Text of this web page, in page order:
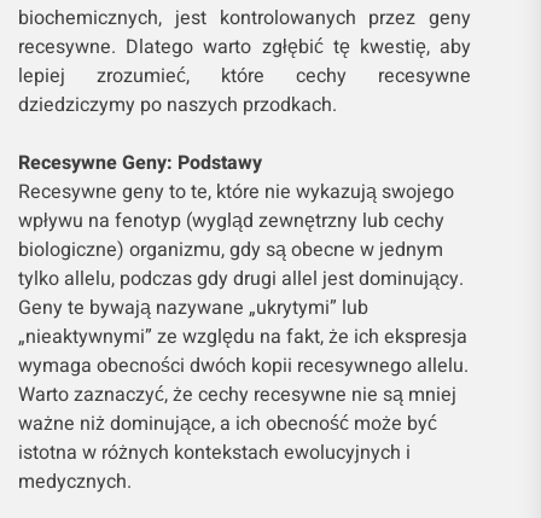
biochemicznych, jest kontrolowanych przez geny
recesywne. Dlatego warto zgłębić tę kwestię, aby
lepiej zrozumieć, które cechy recesywne
dziedziczymy po naszych przodkach.
Recesywne Geny: Podstawy
Recesywne geny to te, które nie wykazują swojego
wpływu na fenotyp (wygląd zewnętrzny lub cechy
biologiczne) organizmu, gdy są obecne w jednym
tylko allelu, podczas gdy drugi allel jest dominujący.
Geny te bywają nazywane „ukrytymi” lub
„nieaktywnymi” ze względu na fakt, że ich ekspresja
wymaga obecności dwóch kopii recesywnego allelu.
Warto zaznaczyć, że cechy recesywne nie są mniej
ważne niż dominujące, a ich obecność może być
istotna w różnych kontekstach ewolucyjnych i
medycznych.